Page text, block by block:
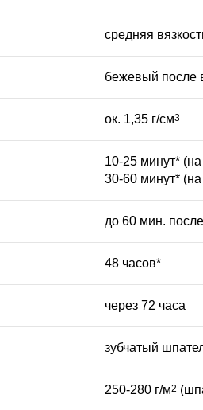
средняя
бежевый после
ок. 1,35 г/см3
10-25 минут*
30-60 минут*
до 60 мин.
48 часов*
через 72 часа
зубчатый
250-280 г/м2